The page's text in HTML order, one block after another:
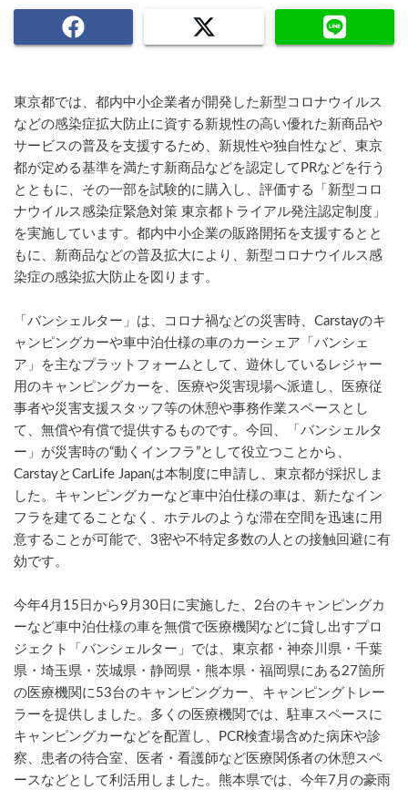
東京都では、都内中小企業者が開発した新型コロナウイルス
などの感染症拡大防止に資する新規性の高い優れた新商品や
サービスの普及を支援するため、新規性や独自性など、東京
都が定める基準を満たす新商品などを認定してPRなどを行う
とともに、その一部を試験的に購入し、評価する「新型コロ
ナウイルス感染症緊急対策 東京都トライアル発注認定制度」
を実施しています。都内中小企業の販路開拓を支援するとと
もに、新商品などの普及拡大により、新型コロナウイルス感
染症の感染拡大防止を図ります。
「バンシェルター」は、コロナ禍などの災害時、Carstayのキ
ャンピングカーや車中泊仕様の車のカーシェア「バンシェ
ア」を主なプラットフォームとして、遊休しているレジャー
用のキャンピングカーを、医療や災害現場へ派遣し、医療従
事者や災害支援スタッフ等の休憩や事務作業スペースとし
て、無償や有償で提供するものです。今回、「バンシェルタ
ー」が災害時の“動くインフラ”として役立つことから、
CarstayとCarLife Japanは本制度に申請し、東京都が採択しま
した。キャンピングカーなど車中泊仕様の車は、新たなイン
フラを建てることなく、ホテルのような滞在空間を迅速に用
意することが可能で、3密や不特定多数の人との接触回避に有
効です。
今年4月15日から9月30日に実施した、2台のキャンピングカ
ーなど車中泊仕様の車を無償で医療機関などに貸し出すプロ
ジェクト「バンシェルター」では、東京都・神奈川県・千葉
県・埼玉県・茨城県・静岡県・熊本県・福岡県にある27箇所
の医療機関に53台のキャンピングカー、キャンピングトレー
ラーを提供しました。多くの医療機関では、駐車スペースに
キャンピングカーなどを配置し、PCR検査場含めた病床や診
察、患者の待合室、医者・看護師など医療関係者の休憩スペ
ースなどとして利活用しました。熊本県では、今年7月の豪雨